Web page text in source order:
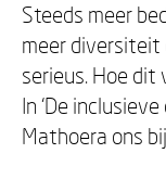
Steeds meer
meer diversiteit
serieus. Hoe
In ‘De
Mathoera ons